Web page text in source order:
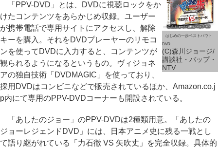
はじめの一歩ベストバウト
DVD
(C)森川ジョージ/
講談社・バップ・
NTV
「PPV-DVD」とは、DVDに視聴ロックをか
けたコンテンツをあらかじめ収録。ユーザー
が携帯電話で専用サイトにアクセスし、解除
キーを購入。それをDVDプレーヤーのリモコ
ンを使ってDVDに入力すると、コンテンツが
観られるようになるというもの。ヴィジョネ
アの独自技術「DVDMAGIC」を使っており、
採用DVDはコンビニなどで販売されているほか、Amazon.co.j
p内にて専用のPPV-DVDコーナーも開設されている。
「あしたのジョー」のPPV-DVDは2種類用意。「あしたの
ジョーレジェンドDVD」には、日本アニメ史に残る一戦とし
て語り継がれている「力石徹 VS 矢吹丈」を完全収録。具体的